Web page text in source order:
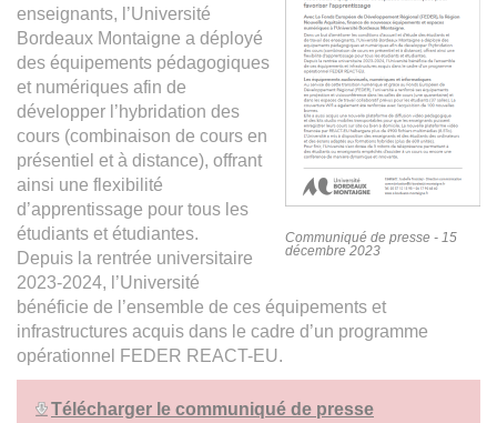
Communiqué de presse - 15
décembre 2023
enseignants, l’Université
Bordeaux Montaigne a déployé
des équipements pédagogiques
et numériques afin de
développer l’hybridation des
cours (combinaison de cours en
présentiel et à distance), offrant
ainsi une flexibilité
d’apprentissage pour tous les
étudiants et étudiantes.
Depuis la rentrée universitaire
2023-2024, l’Université
bénéficie de l’ensemble de ces équipements et
infrastructures acquis dans le cadre d’un programme
opérationnel FEDER REACT-EU.
Télécharger le communiqué de presse